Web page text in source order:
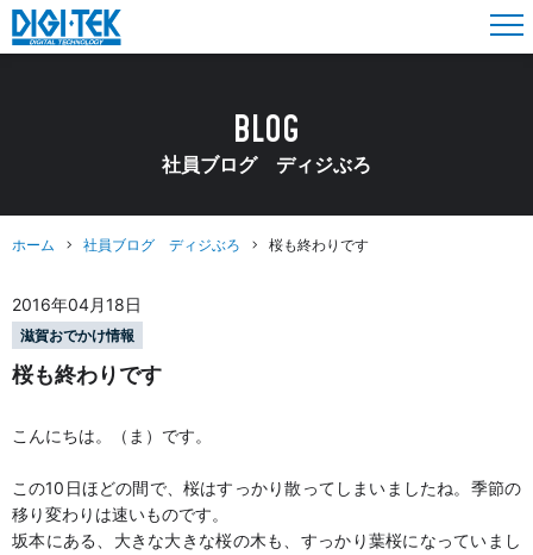
BLOG
社員ブログ ディジぶろ
ホーム 社員ブログ ディジぶろ 桜も終わりです
2016年04月18日
滋賀おでかけ情報
桜も終わりです
こんにちは。（ま）です。
この10日ほどの間で、桜はすっかり散ってしまいましたね。季節の
移り変わりは速いものです。
坂本にある、大きな大きな桜の木も、すっかり葉桜になっていまし